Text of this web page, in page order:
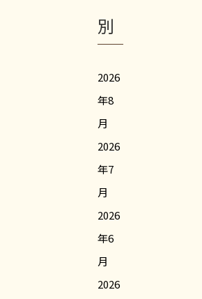
別
2026
年8
月
2026
年7
月
2026
年6
月
2026